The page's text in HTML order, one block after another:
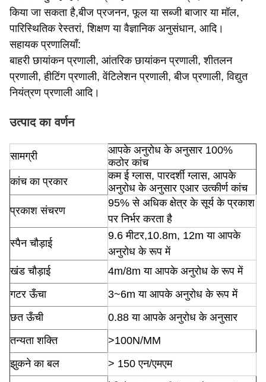
किया जा सकता है,बीज प्रजनन, फूल या सब्जी बाजार या मॉल,
पारिस्थितिक रेस्तरां, शिक्षण या वैज्ञानिक अनुसंधान, आदि।
सहायक प्रणालियाँ:
बाहरी छायांकन प्रणाली, आंतरिक छायांकन प्रणाली, शीतलन
प्रणाली, हीटिंग प्रणाली, वेंटिलेशन प्रणाली, बीज प्रणाली, विद्युत
नियंत्रण प्रणाली आदि।
उत्पाद का वर्णन
सामग्री
आपके अनुरोध के अनुसार 100%
कठोर कांच
कांच का प्रकार
कम ई ग्लास, पारदर्शी ग्लास, आपके
अनुरोध के अनुसार एआर उत्कीर्ण कांच
प्रकाश संचरण
95% से अधिक क्षेत्र के सूर्य के प्रकाश
पर निर्भर करता है
स्पैन चौड़ाई
9.6 मीटर,10.8m, 12m या आपके
अनुरोध के रूप में
खंड चौड़ाई
4m/8m या आपके अनुरोध के रूप में
गटर ऊँचा
3~6m या आपके अनुरोध के रूप में
छत ऊँची
0.88 या आपके अनुरोध के अनुसार
तन्यता शक्ति
>100N/MM
झुकने का बल
> 150 एन/एमएम